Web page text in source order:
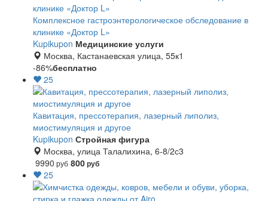
Комплексное гастроэнтерологическое обследование в
клинике «Доктор L»
Kupikupon Медицинские услуги
Москва, Кастанаевская улица, 55к1
-86%бесплатно
25
Кавитация, прессотерапия, лазерный липолиз,
миостимуляция и другое
Kupikupon Стройная фигура
Москва, улица Талалихина, 6-8/2с3
9990 руб 800руб
25